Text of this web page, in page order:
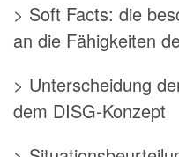
> Soft Facts: die
an die Fähigkeiten
> Unterscheidung
dem DISG-Konzept